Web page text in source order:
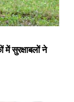
सुरक्षाबलों ने